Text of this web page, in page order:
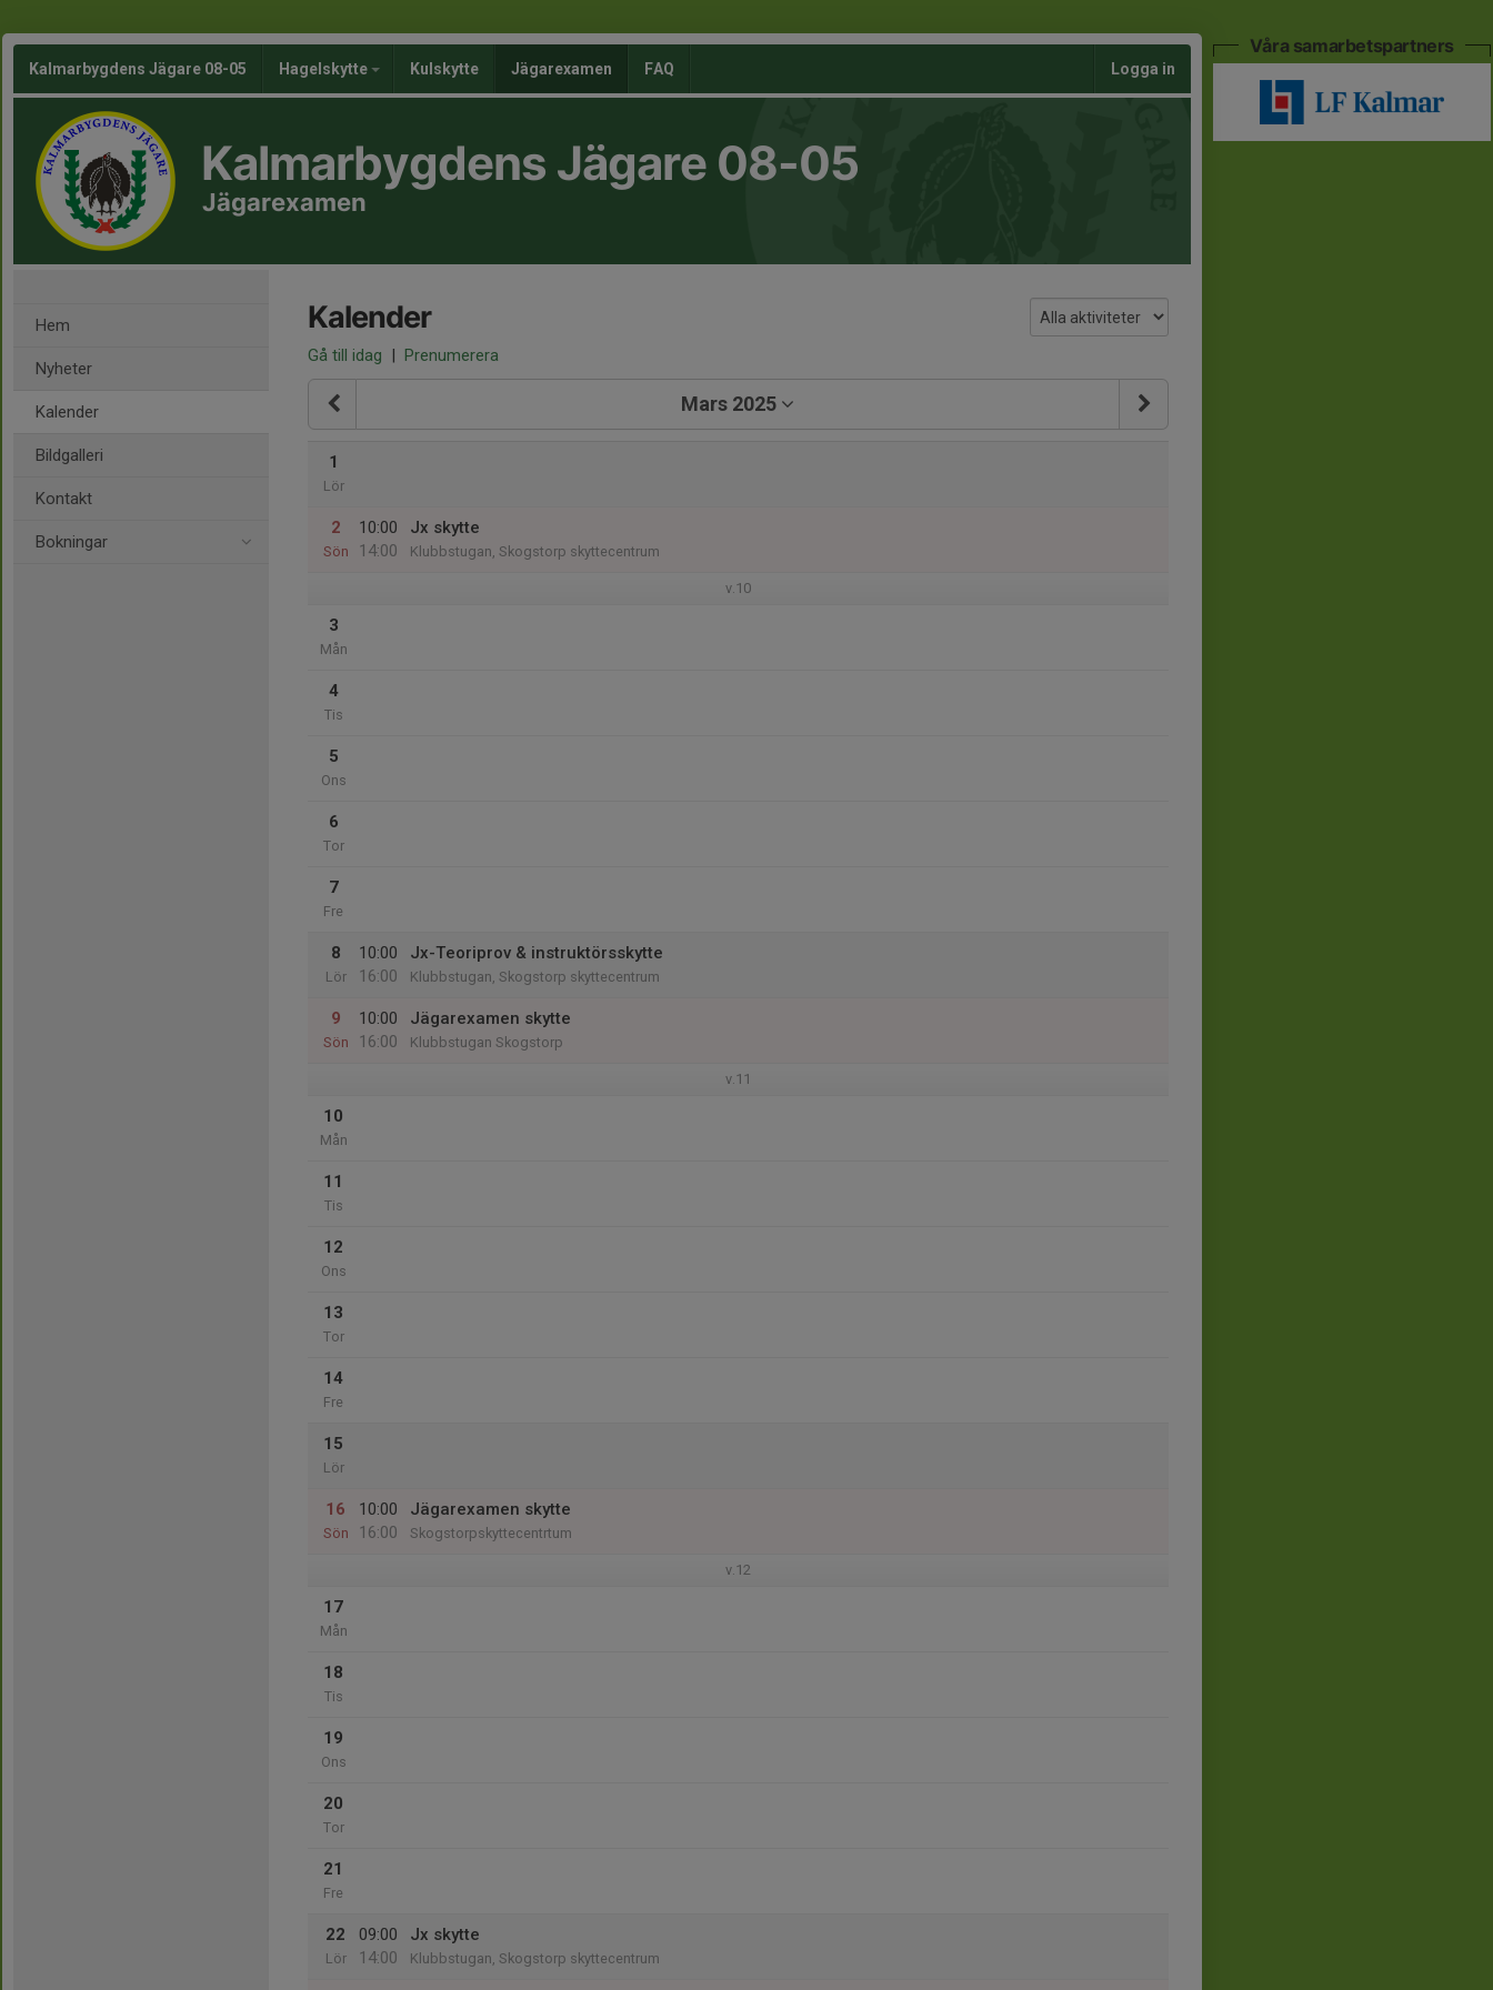
Kalmarbygdens Jägare 08-05 Hagelskytte Kulskytte Jägarexamen FAQ Logga in
Kalmarbygdens Jägare 08-05
Jägarexamen
Hem
Nyheter
Kalender
Bildgalleri
Kontakt
Bokningar
Kalender
Gå till idag | Prenumerera
Mars 2025
1
Lör
2
Sön
10:00
14:00
Jx skytte
Klubbstugan, Skogstorp skyttecentrum
v.10
3
Mån
4
Tis
5
Ons
6
Tor
7
Fre
8
Lör
10:00
16:00
Jx-Teoriprov & instruktörsskytte
Klubbstugan, Skogstorp skyttecentrum
9
Sön
10:00
16:00
Jägarexamen skytte
Klubbstugan Skogstorp
v.11
10
Mån
11
Tis
12
Ons
13
Tor
14
Fre
15
Lör
16
Sön
10:00
16:00
Jägarexamen skytte
Skogstorpskyttecentrtum
v.12
17
Mån
18
Tis
19
Ons
20
Tor
21
Fre
22
Lör
09:00
14:00
Jx skytte
Klubbstugan, Skogstorp skyttecentrum
Våra samarbetspartners